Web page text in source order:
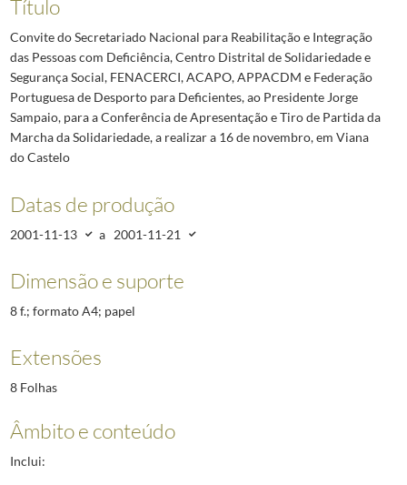
Título
Convite do Secretariado Nacional para Reabilitação e Integração
das Pessoas com Deficiência, Centro Distrital de Solidariedade e
Segurança Social, FENACERCI, ACAPO, APPACDM e Federação
Portuguesa de Desporto para Deficientes, ao Presidente Jorge
Sampaio, para a Conferência de Apresentação e Tiro de Partida da
Marcha da Solidariedade, a realizar a 16 de novembro, em Viana
do Castelo
Datas de produção
2001-11-13 a 2001-11-21
Dimensão e suporte
8 f.; formato A4; papel
Extensões
8 Folhas
Âmbito e conteúdo
Inclui: